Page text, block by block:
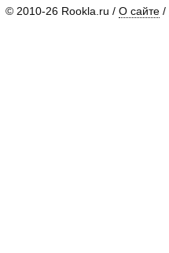
© 2010-26 Rookla.ru / О сайте /